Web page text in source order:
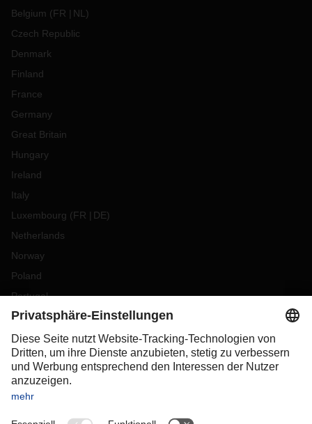
Belgium (FR NL )
Czech Republic
Denmark
Finland
France
Germany
Great Britain
Hungary
Ireland
Italy
Luxembourg (FR DE)
Netherlands
Norway
Poland
Portugal
Romania
Slovakia
Spain
Sweden
Switzerland